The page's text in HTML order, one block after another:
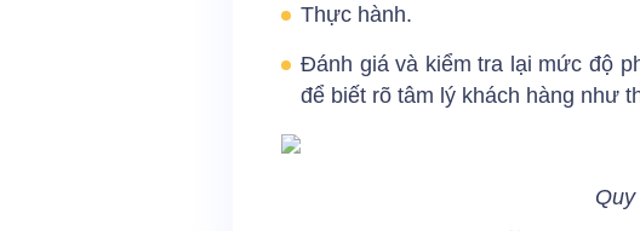
Thực hành.
Đánh giá và kiểm tra lại mức độ
để biết rõ tâm lý khách hàng như